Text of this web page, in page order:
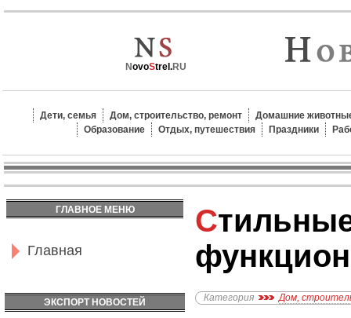
NovoStrel.RU
Дети, семья Дом, строительство, ремонт
Домашние
Образование
Отдых, путешествия Праздники
ГЛАВНОЕ МЕНЮ
Главная
ЭКСПОРТ НОВОСТЕЙ
Стильные и
Категория Дом,